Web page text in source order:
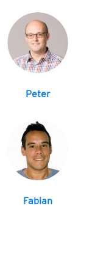
Peter
Fabian